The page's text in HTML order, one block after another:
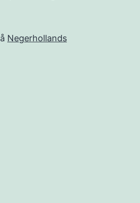
Negerhollands